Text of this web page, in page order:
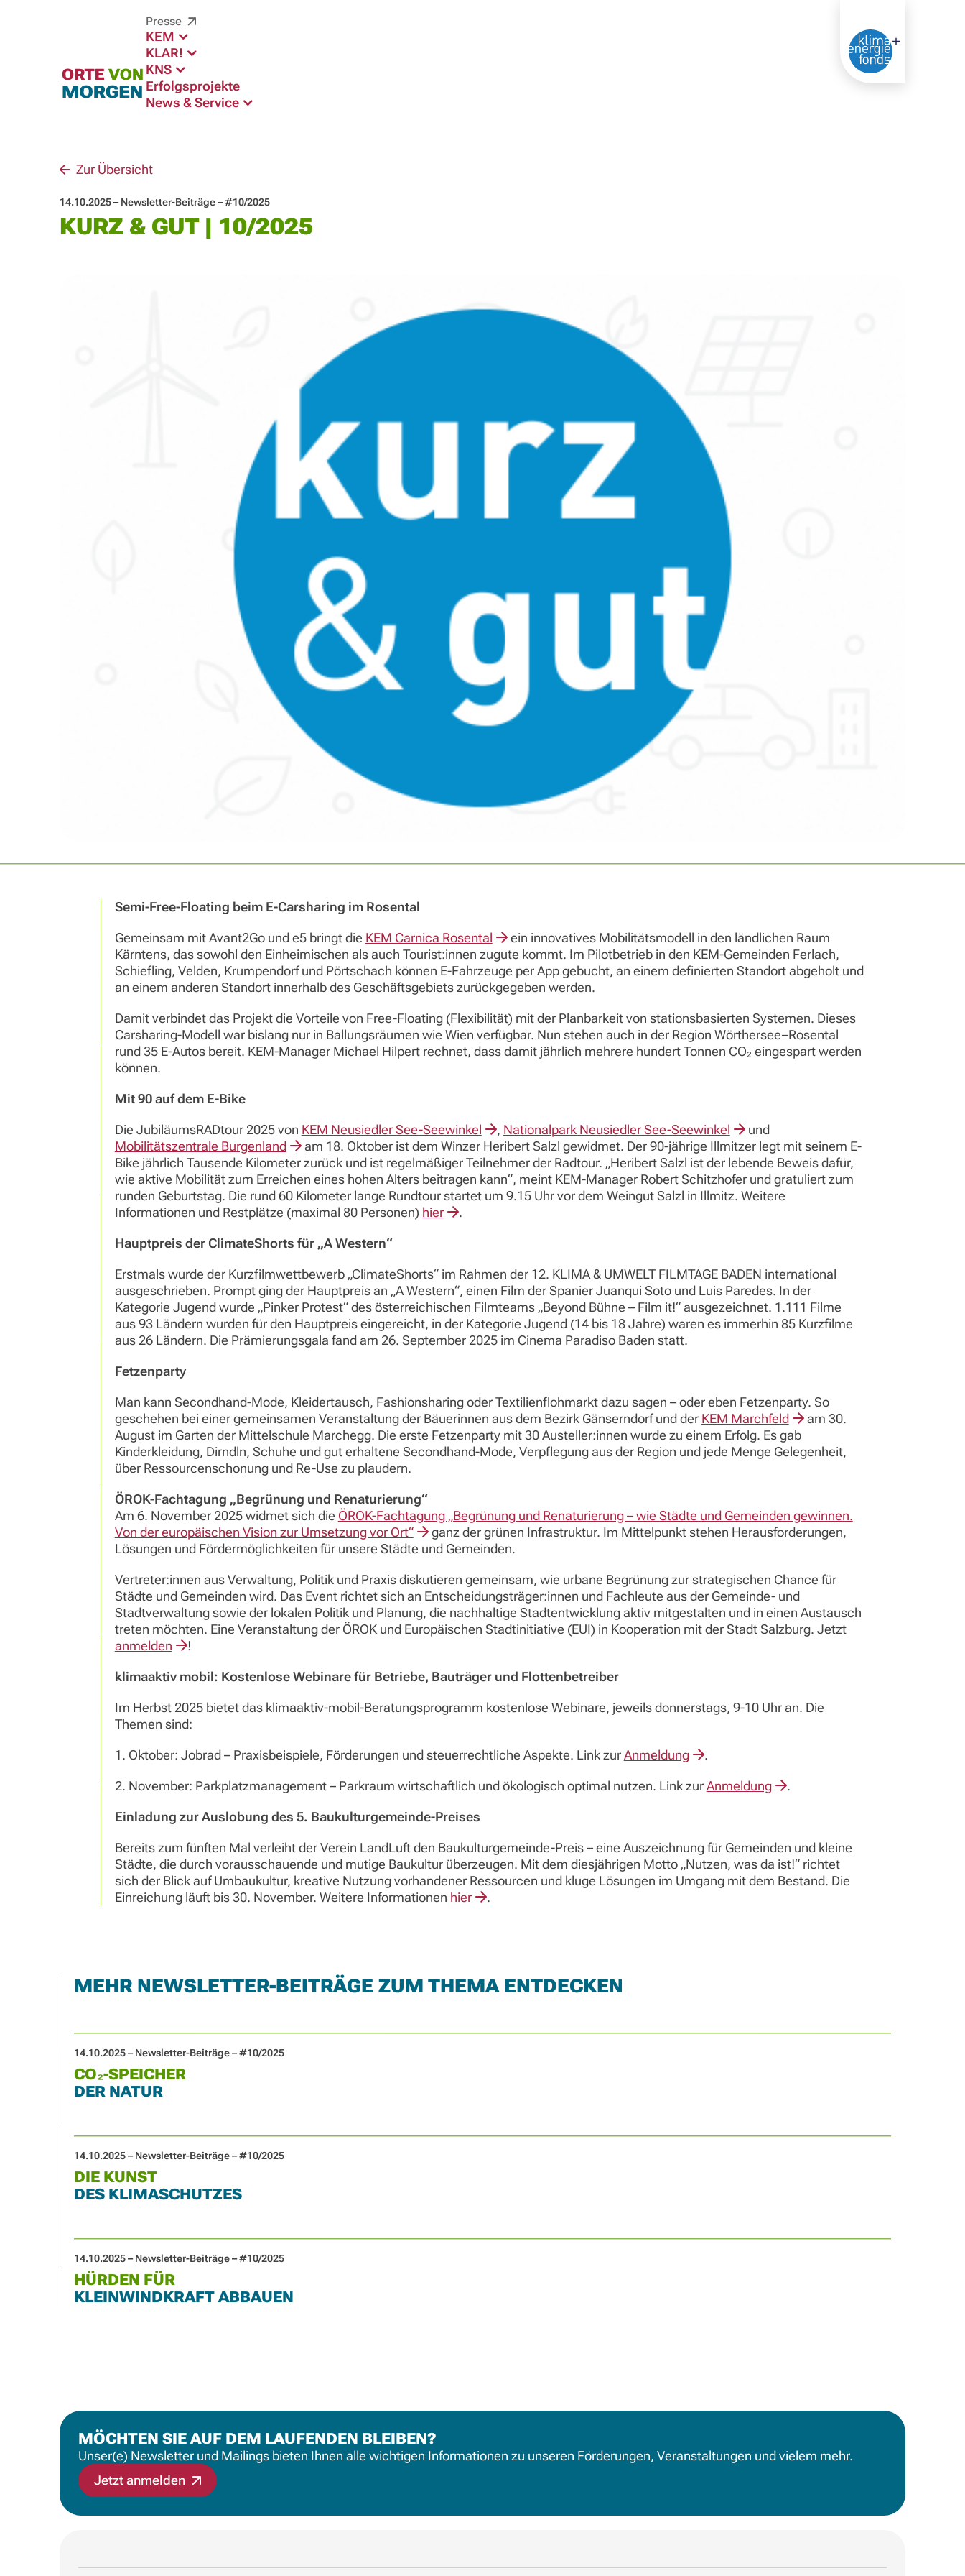
Presse
KEM
KLAR!
KNS
Erfolgsprojekte
News & Service
Zur Übersicht
14.10.2025 – Newsletter-Beiträge – #10/2025
KURZ & GUT | 10/2025
Semi-Free-Floating beimE-Carsharing im Rosental
Gemeinsam mit Avant2Go und e5 bringt die KEM Carnica Rosental
ein innovatives Mobilitätsmodell in den ländlichen Raum
Kärntens, das sowohl den Einheimischen als auch Tourist:innen zugute kommt. Im Pilotbetrieb in den KEM-Gemeinden Ferlach,
Schiefling, Velden, Krumpendorf und Pörtschach können E-Fahrzeuge per App gebucht, an einem definierten Standort abgeholt und
an einem anderen Standort innerhalb des Geschäftsgebiets zurückgegeben werden.
Damit verbindet das Projekt die Vorteile von Free-Floating (Flexibilität) mit der Planbarkeit von stationsbasierten Systemen. Dieses
Carsharing-Modell war bislang nur in Ballungsräumen wie Wien verfügbar. Nun stehen auch in der Region Wörthersee–Rosental
rund 35 E-Autos bereit. KEM-Manager Michael Hilpert rechnet, dass damit jährlich mehrere hundert Tonnen CO₂ eingespart werden
können.
Mit 90 auf dem E-Bike
Die JubiläumsRADtour 2025 von KEM Neusiedler See-Seewinkel , Nationalpark Neusiedler See-Seewinkel
und
Mobilitätszentrale Burgenland
am 18. Oktober ist dem Winzer Heribert Salzl gewidmet. Der 90-jährige Illmitzer legt mit seinem E-
Bike jährlich Tausende Kilometer zurück und ist regelmäßiger Teilnehmer der Radtour. „Heribert Salzl ist der lebende Beweis dafür,
wie aktive Mobilität zum Erreichen eines hohen Alters beitragen kann“, meint KEM-Manager Robert Schitzhofer und gratuliert zum
runden Geburtstag. Die rund 60 Kilometer lange Rundtour startet um 9.15 Uhr vor dem Weingut Salzl in Illmitz. Weitere
Informationen und Restplätze (maximal 80 Personen) hier .
Hauptpreis der ClimateShorts für „A Western“
Erstmals wurde der Kurzfilmwettbewerb „ClimateShorts“ im Rahmen der 12. KLIMA & UMWELT FILMTAGE BADEN international
ausgeschrieben. Prompt ging der Hauptpreis an „A Western“, einen Film der Spanier Juanqui Soto und Luis Paredes. In der
Kategorie Jugend wurde „Pinker Protest“ des österreichischen Filmteams „Beyond Bühne – Film it!“ ausgezeichnet. 1.111 Filme
aus 93 Ländern wurden für den Hauptpreis eingereicht, in der Kategorie Jugend (14 bis 18 Jahre) waren es immerhin 85 Kurzfilme
aus 26 Ländern. Die Prämierungsgala fand am 26. September 2025 im Cinema Paradiso Baden statt.
Fetzenparty
Man kann Secondhand-Mode, Kleidertausch, Fashionsharing oder Textilienflohmarkt dazu sagen – oder eben Fetzenparty. So
geschehen bei einer gemeinsamen Veranstaltung der Bäuerinnen aus dem Bezirk Gänserndorf und der KEM Marchfeld
am 30.
August im Garten der Mittelschule Marchegg. Die erste Fetzenparty mit 30 Austeller:innen wurde zu einem Erfolg. Es gab
Kinderkleidung, Dirndln, Schuhe und gut erhaltene Secondhand-Mode, Verpflegung aus der Region und jede Menge Gelegenheit,
über Ressourcenschonung und Re-Use zu plaudern.
ÖROK-Fachtagung „Begrünung und Renaturierung“
Am 6. November 2025 widmet sich die ÖROK-Fachtagung „Begrünung und Renaturierung – wie Städte und Gemeinden gewinnen.
Von der europäischen Vision zur Umsetzung vor Ort“
ganz der grünen Infrastruktur. Im Mittelpunkt stehen Herausforderungen,
Lösungen und Fördermöglichkeiten für unsere Städte und Gemeinden.
Vertreter:innen aus Verwaltung, Politik und Praxis diskutieren gemeinsam, wie urbane Begrünung zur strategischen Chance für
Städte und Gemeinden wird. Das Event richtet sich an Entscheidungsträger:innen und Fachleute aus der Gemeinde- und
Stadtverwaltung sowie der lokalen Politik und Planung, die nachhaltige Stadtentwicklung aktiv mitgestalten und in einen Austausch
treten möchten. Eine Veranstaltung der ÖROK und Europäischen Stadtinitiative (EUI) in Kooperation mit der Stadt Salzburg. Jetzt
anmelden
!
klimaaktiv mobil: Kostenlose Webinare für Betriebe, Bauträger und Flottenbetreiber
Im Herbst 2025 bietet das klimaaktiv-mobil-Beratungsprogramm kostenlose Webinare, jeweils donnerstags, 9-10 Uhr an. Die
Themen sind:
1. Oktober: Jobrad – Praxisbeispiele, Förderungen und steuerrechtliche Aspekte. Link zurAnmeldung .
2. November: Parkplatzmanagement – Parkraum wirtschaftlich und ökologisch optimal nutzen. Link zurAnmeldung .
Einladung zurAuslobung des 5. Baukulturgemeinde-Preises
Bereits zum fünften Mal verleiht der Verein LandLuft den Baukulturgemeinde-Preis – eine Auszeichnung für Gemeinden und kleine
Städte, die durch vorausschauende und mutige Baukultur überzeugen. Mit dem diesjährigen Motto „Nutzen, was da ist!“ richtet
sich der Blick auf Umbaukultur, kreative Nutzung vorhandener Ressourcen und kluge Lösungen im Umgang mit dem Bestand. Die
Einreichung läuft bis 30. November. Weitere Informationen hier .
MEHR NEWSLETTER-BEITRÄGE ZUM THEMA ENTDECKEN
14.10.2025 – Newsletter-Beiträge – #10/2025
CO₂-SPEICHER
DER NATUR
14.10.2025 – Newsletter-Beiträge – #10/2025
DIE KUNST
DES KLIMASCHUTZES
14.10.2025 – Newsletter-Beiträge – #10/2025
HÜRDEN FÜR
KLEINWINDKRAFT ABBAUEN
MÖCHTEN SIE AUF DEM LAUFENDEN BLEIBEN?
Unser(e) Newsletter und Mailings bieten Ihnen alle wichtigen Informationen zu unseren Förderungen, Veranstaltungen und vielem mehr.
Jetzt anmelden